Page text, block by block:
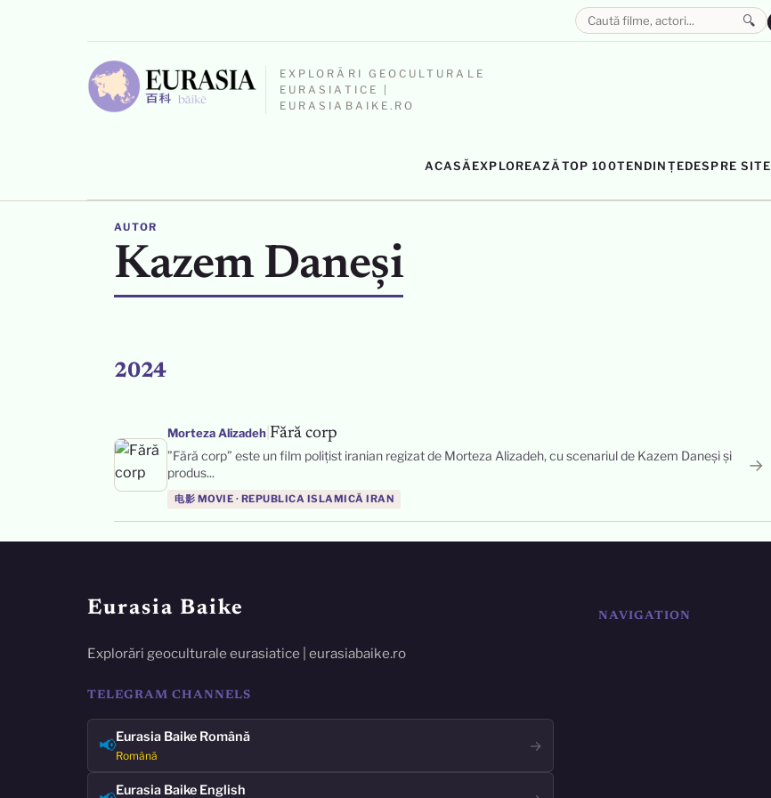
EXPLORĂRI GEOCULTURALE
EURASIATICE |
EURASIABAIKE.RO
ACASĂ EXPLOREAZĂ TOP 100TENDINȚEDESPRE SITE
🔍
AUTOR
Kazem Daneși
2024
Morteza Alizadeh Fără corp
”Fără corp” este un film polițist iranian regizat de Morteza Alizadeh, cu scenariul de Kazem Daneși și
produs...
电影 MOVIE · REPUBLICA ISLAMICĂ IRAN
→
Eurasia Baike
Explorări geoculturale eurasiatice | eurasiabaike.ro
TELEGRAM CHANNELS
📢Eurasia Baike Română
Română
→
Eurasia Baike English
NAVIGATION